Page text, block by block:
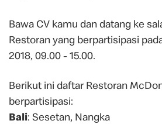
Bawa CV kamu dan datang ke
Restoran yang berpartisipasi
2018, 09.00 - 15.00.
Berikut ini daftar Restoran
berpartisipasi:
Bali: Sesetan, Nangka